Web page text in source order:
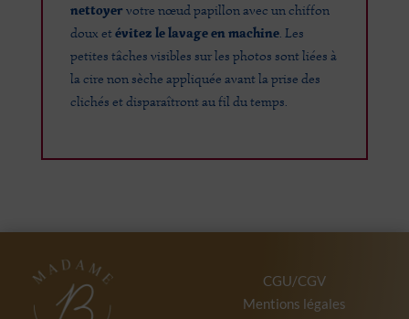
nettoyervotre nœud papillon avec un chiffon
doux etévitez le lavage en machine. Les
petites tâches visibles sur les photos sont liées à
la cire non sèche appliquée avant la prise des
clichés et disparaîtront au fil du temps.
CGU/CGV
Mentions légales